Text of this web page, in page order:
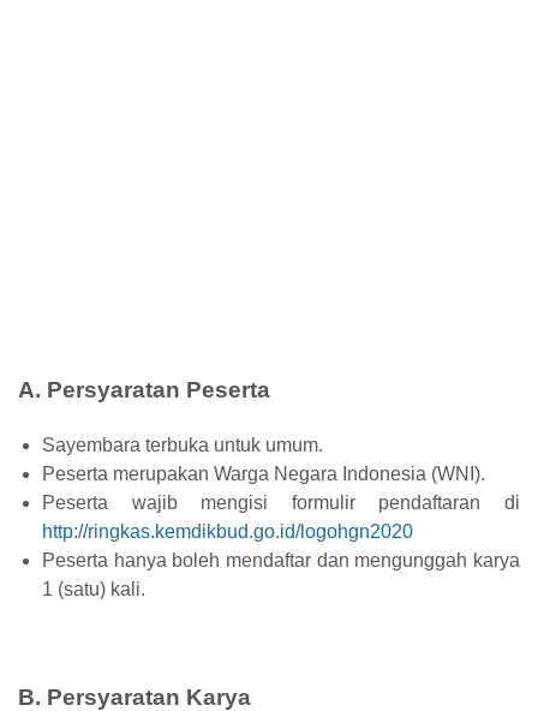
A. Persyaratan Peserta
Sayembara terbuka untuk umum.
Peserta merupakan Warga Negara Indonesia (WNI).
Peserta wajib mengisi formulir pendaftaran di
http://ringkas.kemdikbud.go.id/logohgn2020
Peserta hanya boleh mendaftar dan mengunggah karya
1 (satu) kali.
B. Persyaratan Karya